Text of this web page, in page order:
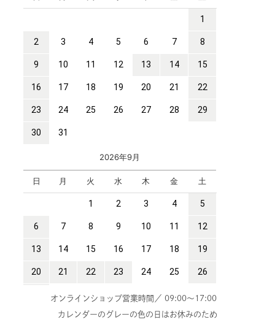
オンラインショップ営業時間／ 09:00～17:00
カレンダーのグレーの色の日はお休みのため